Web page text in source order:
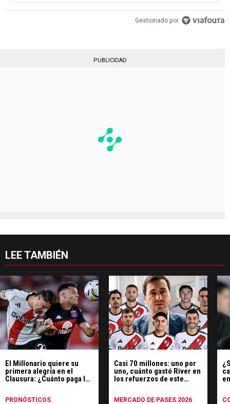
Gestionado por
PUBLICIDAD
LEE TAMBIÉN
El Millonario quiere su
primera alegría en el
Clausura: ¿Cuánto paga la
Tigre?
PRONÓSTICOS
Casi 70 millones: uno por
uno, cuánto gastó River en
los refuerzos de este
MERCADO DE PASES 2026